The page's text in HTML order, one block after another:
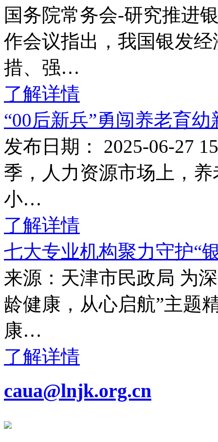
国务院常务会-研究推进
作会议指出，我国银发
措、强…
了解详情
“00后新兵”勇闯养老育幼
发布日期： 2025-06-27
季，人力资源市场上，
小…
了解详情
七大专业机构聚力守护“
来源：天津市民政局 为
龄健康，从心启航”主题
康…
了解详情
caua@lnjk.org.cn